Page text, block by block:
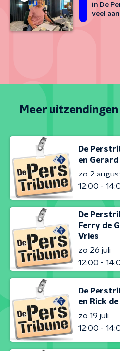
in De
veel
Meer uitzendingen
De
en Gerard
zo 2
12:00 -
De
Ferry de
Vries
zo 26 juli
12:00 -
De
en Rick de
zo 19 juli
12:00 -